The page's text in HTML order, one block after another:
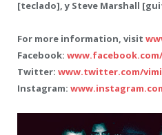
[teclado], y Steve Marshall
For more information, visit
Facebook:
Twitter: www.twitter.com/
Instagram: